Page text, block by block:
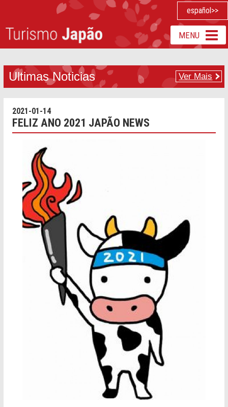
Pacotes Turísticos
Nossa Equipe
Fale conosco
MENU
español>>
Ultimas Noticias Ver Mais
2021-01-14
FELIZ ANO 2021 JAPÃO NEWS